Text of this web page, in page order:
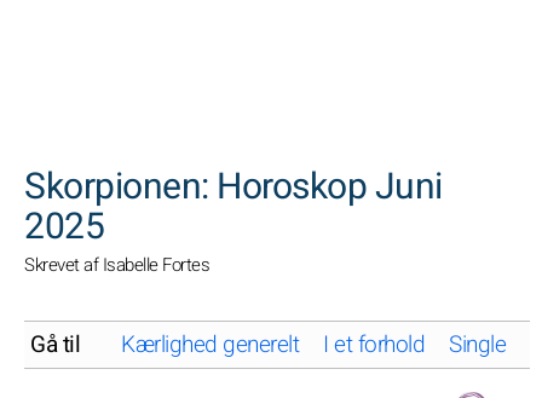
Skorpionen: Horoskop Juni
2025
Skrevet af Isabelle Fortes
Gå til Kærlighed generelt I et forhold Single